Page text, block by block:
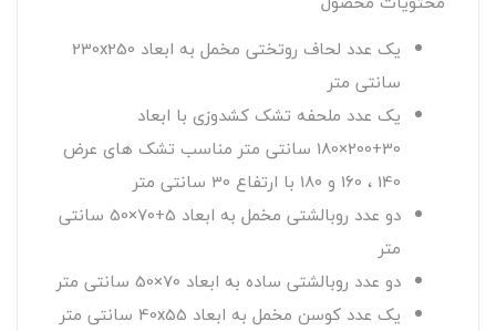
یک عدد لحاف روتختی مخمل به ابعاد 230x250
سانتی متر
یک عدد ملحفه تشک کشدوزی با ابعاد
30+200×180 سانتی متر مناسب تشک های عرض
140 ، 160 و 180 با ارتفاع 30 سانتی متر
دو عدد روبالشتی مخمل به ابعاد 5+70×50 سانتی
متر
دو عدد روبالشتی ساده به ابعاد 70×50 سانتی متر
یک عدد کوسن مخمل به ابعاد 40x55 سانتی متر